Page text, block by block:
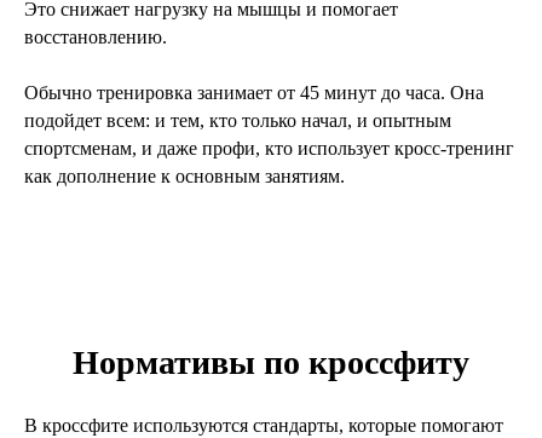
Это снижает нагрузку на мышцы и помогает
восстановлению.
Обычно тренировка занимает от 45 минут до часа. Она
подойдет всем: и тем, кто только начал, и опытным
спортсменам, и даже профи, кто использует кросс-тренинг
как дополнение к основным занятиям.
Нормативы по кроссфиту
В кроссфите используются стандарты, которые помогают